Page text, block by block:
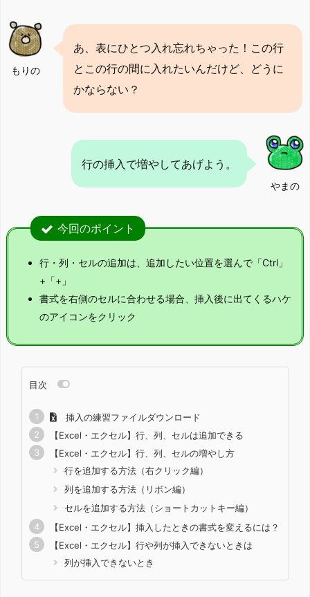
もりの
あ、表にひとつ入れ忘れちゃった！この行
とこの行の間に入れたいんだけど、どうに
かならない？
やまの
行の挿入で増やしてあげよう。
今回のポイント
行・列・セルの追加は、追加したい位置を選んで「Ctrl」
+「+」
書式を右側のセルに合わせる場合、挿入後に出てくるハケ
のアイコンをクリック
目次
挿入の練習ファイルダウンロード
【Excel・エクセル】行、列、セルは追加できる
【Excel・エクセル】行、列、セルの増やし方
行を追加する方法（右クリック編）
列を追加する方法（リボン編）
セルを追加する方法（ショートカットキー編）
【Excel・エクセル】挿入したときの書式を変えるには？
【Excel・エクセル】行や列が挿入できないときは
列が挿入できないとき